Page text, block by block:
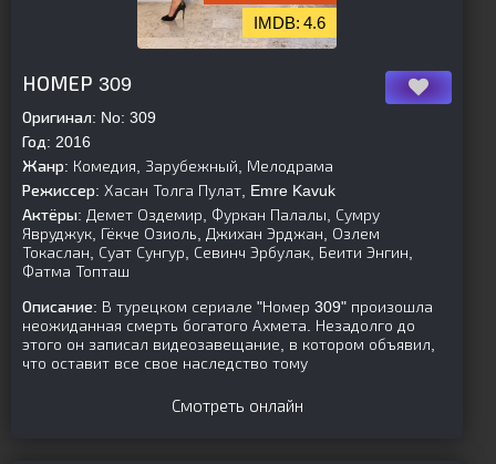
4.6
НОМЕР 309
Оригинал: No: 309
Год: 2016
Жанр: Комедия, Зарубежный, Мелодрама
Режиссер: Хасан Толга Пулат, Emre Kavuk
Актёры: Демет Оздемир, Фуркан Палалы, Сумру
Явруджук, Гёкче Озиоль, Джихан Эрджан, Озлем
Токаслан, Суат Сунгур, Севинч Эрбулак, Беити Энгин,
Фатма Топташ
Описание: В турецком сериале "Номер 309" произошла
неожиданная смерть богатого Ахмета. Незадолго до
этого он записал видеозавещание, в котором объявил,
что оставит все свое наследство тому
Смотреть онлайн